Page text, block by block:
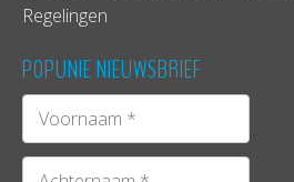
Regelingen
POPUNIE NIEUWSBRIEF